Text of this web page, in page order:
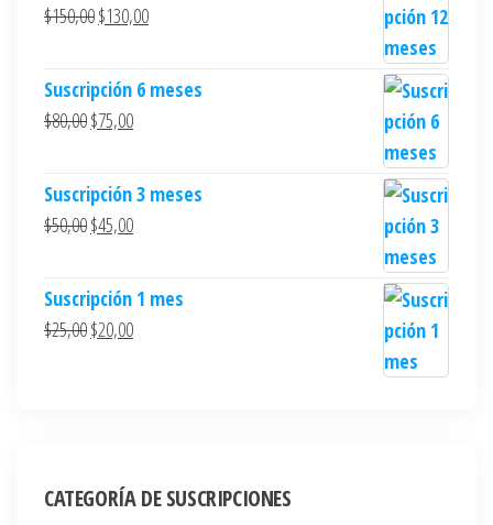
$150,00$130,00
Suscripción 6 meses
$80,00$75,00
Suscripción 3 meses
$50,00$45,00
Suscripción 1 mes
$25,00$20,00
CATEGORÍA DE SUSCRIPCIONES